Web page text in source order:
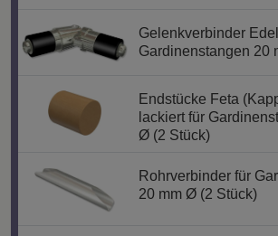
Gelenkverbinder
Gardinenstangen 20
Endstücke Feta
lackiert für
Ø (2 Stück)
Rohrverbinder für
20 mm Ø (2 Stück)